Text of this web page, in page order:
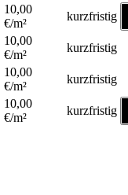
10,00
€/m²
kurzfristig
10,00
€/m²
kurzfristig
10,00
€/m²
kurzfristig
10,00
€/m²
kurzfristig